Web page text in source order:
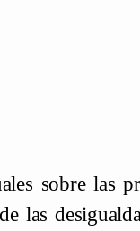
sobre las
las